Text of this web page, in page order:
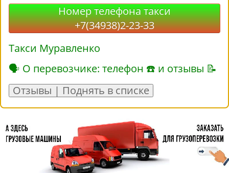
Номер телефона такси
+7(34938)2-23-33
Такси Муравленко
🗣 О перевозчике: телефон ☎ и отзывы 📝
Отзывы | Поднять в списке